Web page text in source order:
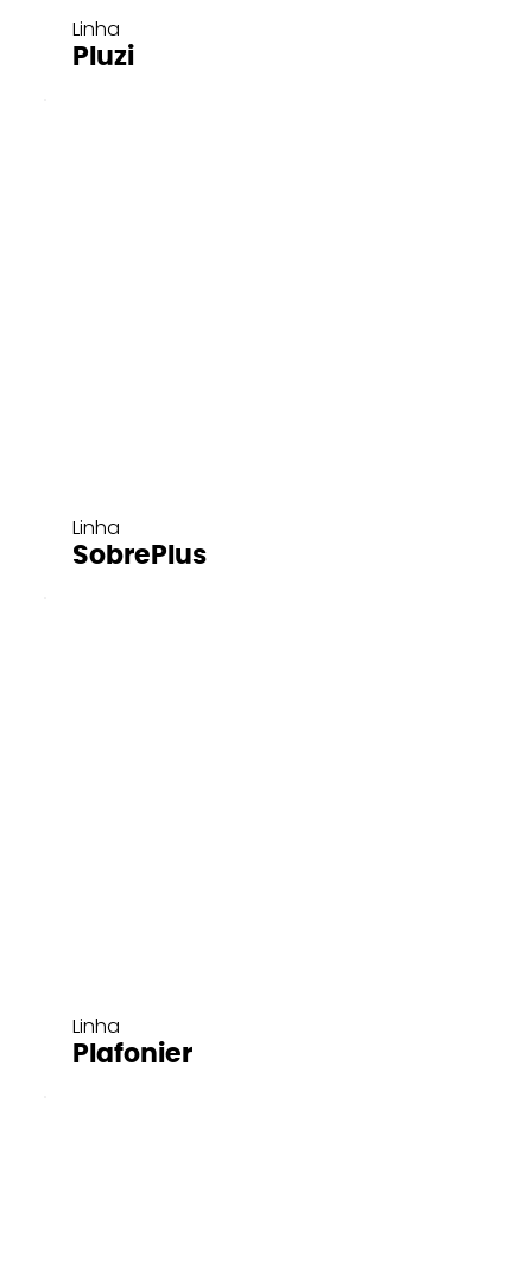
Linha
Pluzi
Linha
SobrePlus
Linha
Plafonier